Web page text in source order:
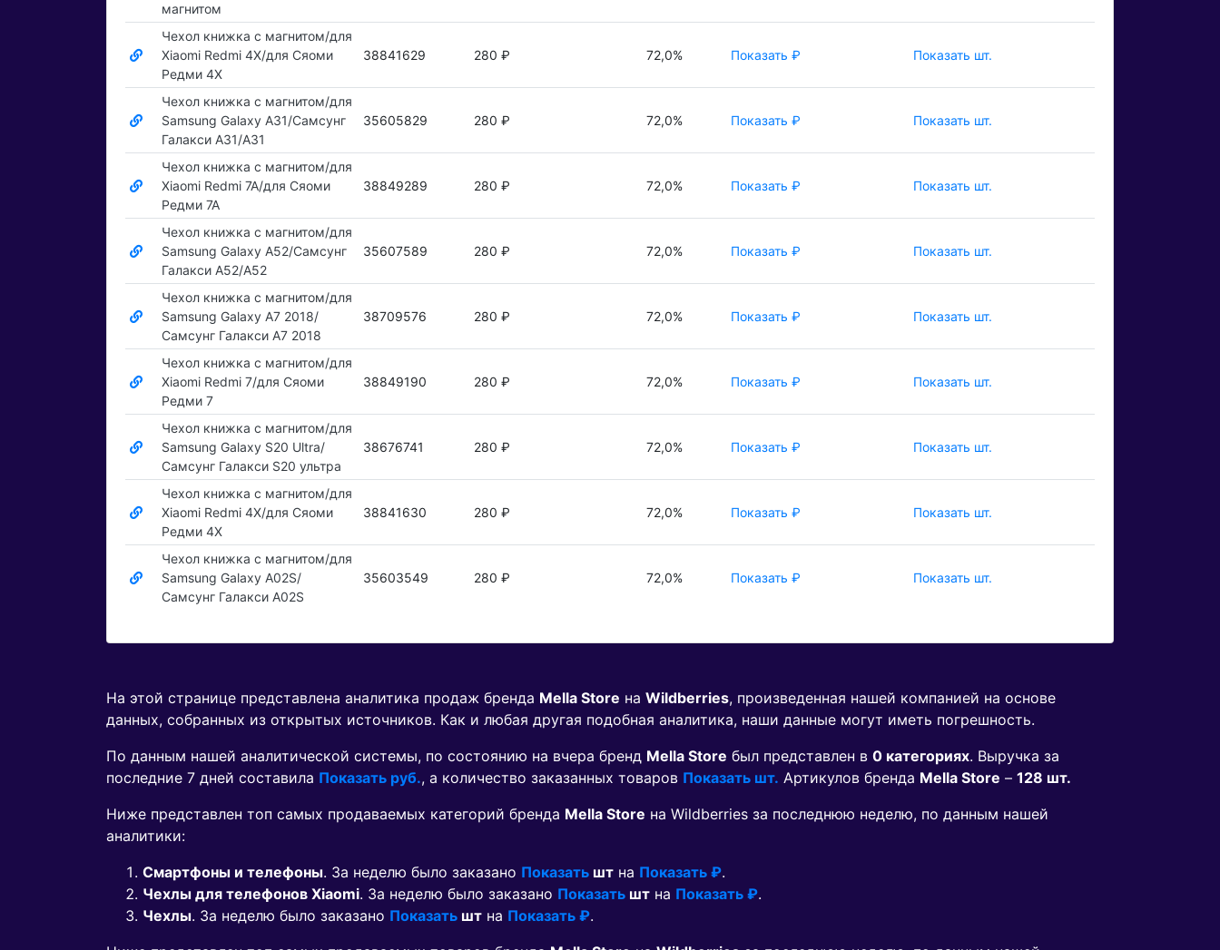
магнитом
Чехол книжка с магнитом/для
Xiaomi Redmi 4X/для Сяоми
Редми 4Х
38841629 280 ₽ 72,0% Показать ₽ Показать шт.
Чехол книжка с магнитом/для
Samsung Galaxy A31/Самсунг
Галакси А31/A31
35605829 280 ₽ 72,0% Показать ₽ Показать шт.
Чехол книжка с магнитом/для
Xiaomi Redmi 7A/для Сяоми
Редми 7А
38849289 280 ₽ 72,0% Показать ₽ Показать шт.
Чехол книжка с магнитом/для
Samsung Galaxy A52/Самсунг
Галакси А52/A52
35607589 280 ₽ 72,0% Показать ₽ Показать шт.
Чехол книжка с магнитом/для
Samsung Galaxy A7 2018/
Самсунг Галакси А7 2018
38709576 280 ₽ 72,0% Показать ₽ Показать шт.
Чехол книжка с магнитом/для
Xiaomi Redmi 7/для Сяоми
Редми 7
38849190 280 ₽ 72,0% Показать ₽ Показать шт.
Чехол книжка с магнитом/для
Samsung Galaxy S20 Ultra/
Самсунг Галакси S20 ультра
38676741 280 ₽ 72,0% Показать ₽ Показать шт.
Чехол книжка с магнитом/для
Xiaomi Redmi 4X/для Сяоми
Редми 4Х
38841630 280 ₽ 72,0% Показать ₽ Показать шт.
Чехол книжка с магнитом/для
Samsung Galaxy A02S/
Самсунг Галакси А02S
35603549 280 ₽ 72,0% Показать ₽ Показать шт.
На этой странице представлена аналитика продаж бренда Mella Store на Wildberries, произведенная нашей компанией на основе
данных, собранных из открытых источников. Как и любая другая подобная аналитика, наши данные могут иметь погрешность.
По данным нашей аналитической системы, по состоянию на вчера бренд Mella Store был представлен в 0 категориях. Выручка за
последние 7 дней составила Показать руб., а количество заказанных товаров Показать шт. Артикулов бренда Mella Store – 128 шт.
Ниже представлен топ самых продаваемых категорий бренда Mella Store на Wildberries за последнюю неделю, по данным нашей
аналитики:
Смартфоны и телефоны. За неделю было заказано Показать шт на Показать ₽.
Чехлы для телефонов Xiaomi. За неделю было заказано Показать шт на Показать ₽.
Чехлы. За неделю было заказано Показать шт на Показать ₽.